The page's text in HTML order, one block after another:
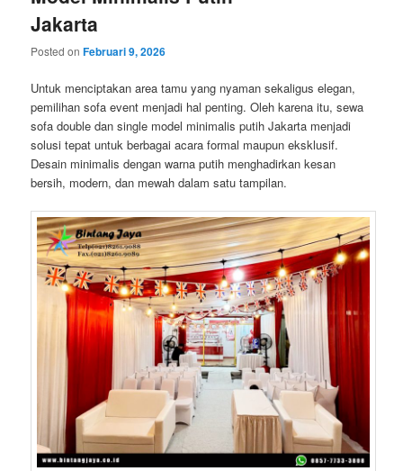
Jakarta
Posted onFebruari 9, 2026
Untuk menciptakan area tamu yang nyaman sekaligus elegan,
pemilihan sofa event menjadi hal penting. Oleh karena itu, sewa
sofa double dan single model minimalis putih Jakarta menjadi
solusi tepat untuk berbagai acara formal maupun eksklusif.
Desain minimalis dengan warna putih menghadirkan kesan
bersih, modern, dan mewah dalam satu tampilan.